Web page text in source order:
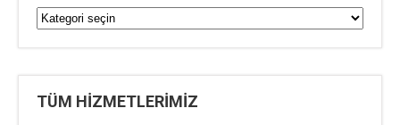
TÜM HİZMETLERİMİZ